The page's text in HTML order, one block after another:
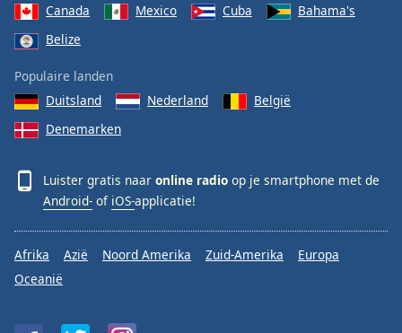
Canada
Mexico Cuba
Bahama's
Belize
Populaire landen
Duitsland
Nederland
België
Denemarken
Luister gratis naar online radio op je smartphone met de
Android- of iOS-applicatie!
Afrika Azië Noord Amerika Zuid-Amerika
Europa
Oceanië